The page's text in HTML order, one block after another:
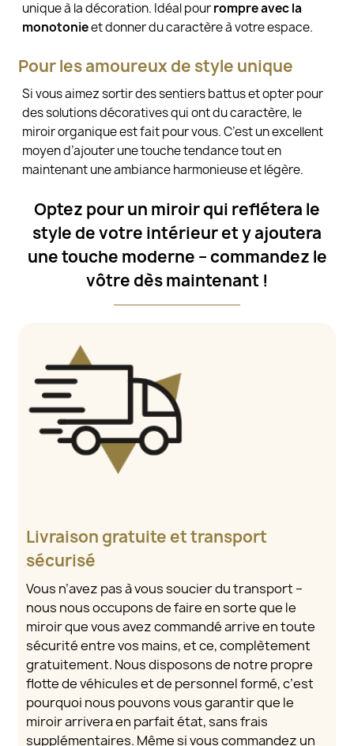
unique à la décoration. Idéal pourrompre avec la
monotonieet donner du caractère à votre espace.
Pour les amoureux de style unique
Si vous aimez sortir des sentiers battus et opter pour
des solutions décoratives qui ont du caractère, le
miroir organique est fait pour vous. C’est un excellent
moyen d’ajouter une touche tendance tout en
maintenant une ambiance harmonieuse et légère.
Optez pour un miroir qui reflétera le
style de votre intérieur et y ajoutera
une touche moderne – commandez le
vôtre dès maintenant !
Livraison gratuite et transport
sécurisé
Vous n’avez pas à vous soucier du transport –
nous nous occupons de faire en sorte que le
miroir que vous avez commandé arrive en toute
sécurité entre vos mains, et ce, complètement
gratuitement. Nous disposons de notre propre
flotte de véhicules et de personnel formé, c’est
pourquoi nous pouvons vous garantir que le
miroir arrivera en parfait état, sans frais
supplémentaires. Même si vous commandez un